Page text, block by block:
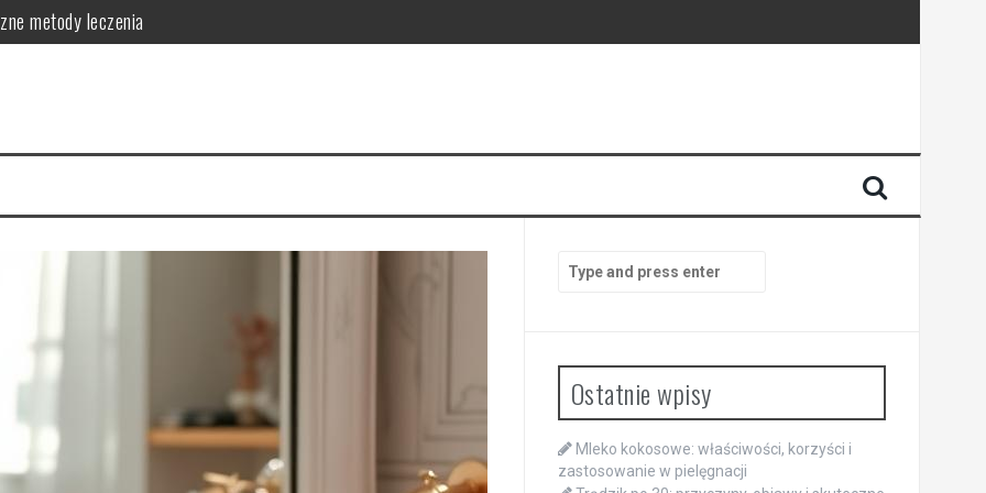
metody leczenia
skórę
skuteczna pielęgnacja
działanie i zastosowanie
for:
Ostatnie wpisy
Mleko kokosowe: właściwości, korzyści i
zastosowanie w pielęgnacji